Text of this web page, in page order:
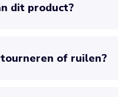
dit product?
of ruilen?